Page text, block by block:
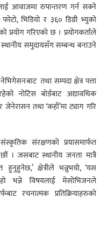
आवाजमा रुपान्तरण गर्न सक्ने
भिडियो र ३६० डिग्री भ्युको
प्रयोग गरिएको छ । प्रयोगकर्ताले
स्थानीय समुदायसँग सम्बन्ध बनाउने
तथा सम्पदा क्षेत्र पत्ता
नोटिस बोर्डबाट अद्यावधिक
तथा ‘कहाँ’मा ट्याग गरि
संरक्षणको प्रयासमार्फत
। जसबाट स्थानीय जनता मात्रै
क्षेत्रीले भन्नुभयो, ‘यस
भन्ने विषयलाई मेसोभिजनले
रचनात्मक प्रतिक्रियाहरुको